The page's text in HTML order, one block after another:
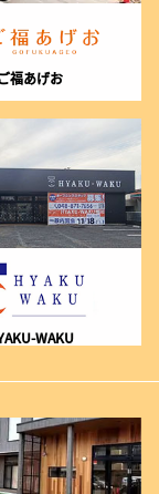
福あげお
WAKU